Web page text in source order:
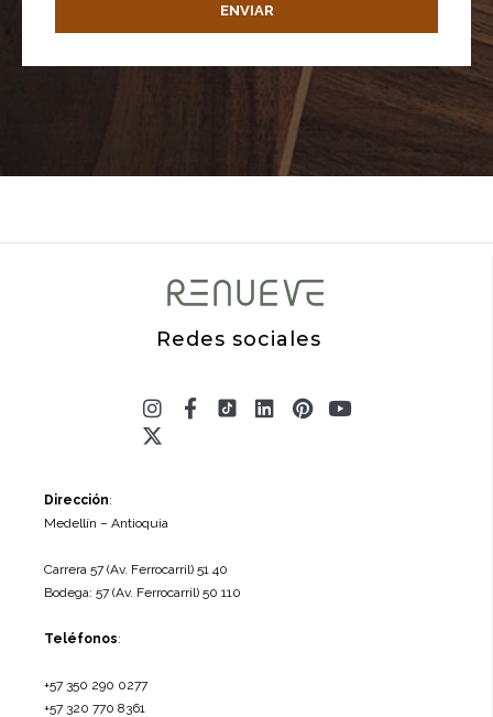
ENVIAR
Redes sociales
Instagram
Facebook-
f
Linkedin
Pinterest
Youtube
X-
twitter
Dirección:
Medellín – Antioquia
Carrera 57 (Av. Ferrocarril) 51 40
Bodega: 57 (Av. Ferrocarril) 50 110
Teléfonos:
+57 350 290 0277
+57 320 770 8361